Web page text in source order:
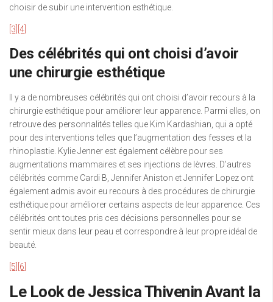
choisir de subir une intervention esthétique.
[3] [4]
Des célébrités qui ont choisi d’avoir
une chirurgie esthétique
Il y a de nombreuses célébrités qui ont choisi d’avoir recours à la
chirurgie esthétique pour améliorer leur apparence. Parmi elles, on
retrouve des personnalités telles que Kim Kardashian, qui a opté
pour des interventions telles que l’augmentation des fesses et la
rhinoplastie. Kylie Jenner est également célèbre pour ses
augmentations mammaires et ses injections de lèvres. D’autres
célébrités comme Cardi B, Jennifer Aniston et Jennifer Lopez ont
également admis avoir eu recours à des procédures de chirurgie
esthétique pour améliorer certains aspects de leur apparence. Ces
célébrités ont toutes pris ces décisions personnelles pour se
sentir mieux dans leur peau et correspondre à leur propre idéal de
beauté.
[5] [6]
Le Look de Jessica Thivenin Avant la